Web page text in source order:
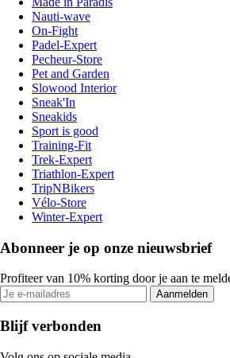
Nauti-wave
On-Fight
Padel-Expert
Pecheur-Store
Pet and Garden
Slowood Interior
Sneak'In
Sneakids
Sport is good
Training-Fit
Trek-Expert
Triathlon-Expert
TripNBikers
Vélo-Store
Winter-Expert
Abonneer je op onze nieuwsbrief
Profiteer van 10% korting door je aan te
Aanmelden
Blijf verbonden